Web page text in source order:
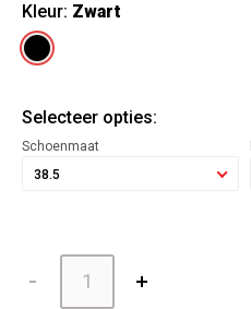
Kleur: Zwart
Selecteer opties:
Schoenmaat
38.5